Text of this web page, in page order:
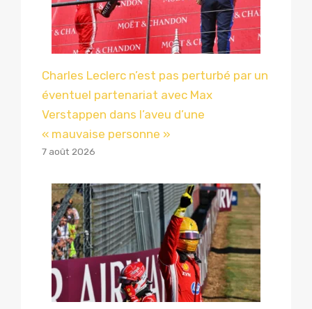
Charles Leclerc n’est pas perturbé par un
éventuel partenariat avec Max
Verstappen dans l’aveu d’une
« mauvaise personne »
7 août 2026